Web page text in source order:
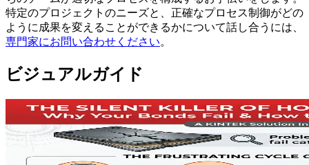
特定のプロジェクトのニーズと、正確なプロセス制御がどの
ように成果を変えることができるかについて話し合うには、
専門家にお問い合わせください。
ビジュアルガイド